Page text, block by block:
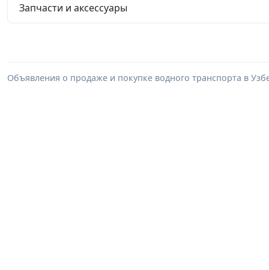
Запчасти и аксессуары
Объявления о продаже и покупке водного транспорта в